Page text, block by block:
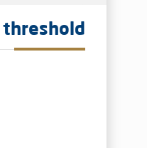
threshold